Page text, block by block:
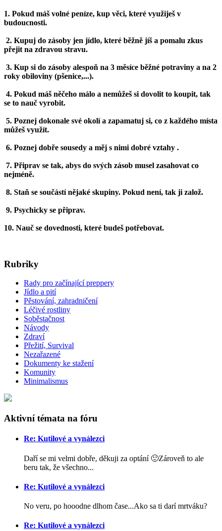
1. Pokud máš volné peníze, kup věci, které využiješ v
budoucnosti.
2. Kupuj do zásoby jen jídlo, které běžně jíš a pomalu zkus
přejit na zdravou stravu.
3. Kup si do zásoby alespoň na 3 měsíce běžné potraviny a na 2
roky obiloviny (pšenice,...).
4. Pokud máš něčeho málo a nemůžeš si dovolit to koupit, tak
se to nauč vyrobit.
5. Poznej dokonale své okolí a zapamatuj si, co z každého místa
můžeš využít.
6. Poznej dobře sousedy a měj s nimi dobré vztahy .
7. Připrav se tak, abys do svých zásob musel zasahovat co
nejméně.
8. Staň se součástí nějaké skupiny. Pokud není, tak ji založ.
9. Psychicky se připrav.
10. Nauč se dovednosti, které budeš potřebovat.
Rubriky
Rady pro začínající preppery
Jídlo a pití
Pěstování, zahradničení
Léčivé rostliny
Soběstačnost
Návody
Zdraví
Přežití, Survival
Nezařazené
Dokumenty ke stažení
Komunity
Minimalismus
Aktivní témata na fóru
Re: Kutilové a vynálezci
Daří se mi velmi dobře, děkuji za optání 🙂Zároveň to ale
beru tak, že všechno...
Re: Kutilové a vynálezci
No veru, po hooodne dlhom čase...Ako sa ti darí mrtváku?
Re: Kutilové a vynálezci